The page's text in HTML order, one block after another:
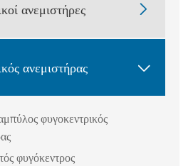
ανεμιστήρες 
ανεμιστήρας 
φυγοκεντρικός
φυγόκεντρος